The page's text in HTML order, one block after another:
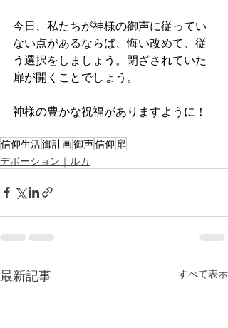
今日、私たちが神様の御声に従ってい
ない点があるならば、悔い改めて、従
う選択をしましょう。閉ざされていた
扉が開くことでしょう。
神様の豊かな祝福がありますように！
信仰生活御計画御声信仰 扉
デボーション｜ルカ
最新記事 すべて表示